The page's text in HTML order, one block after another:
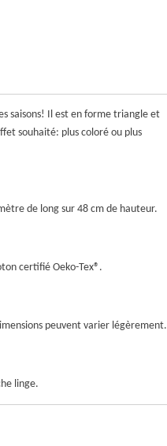
saisons! Il est en forme triangle et
souhaité: plus coloré ou plus
de long sur 48 cm de hauteur.
certifié Oeko-Tex®.
peuvent varier légèrement.
linge.